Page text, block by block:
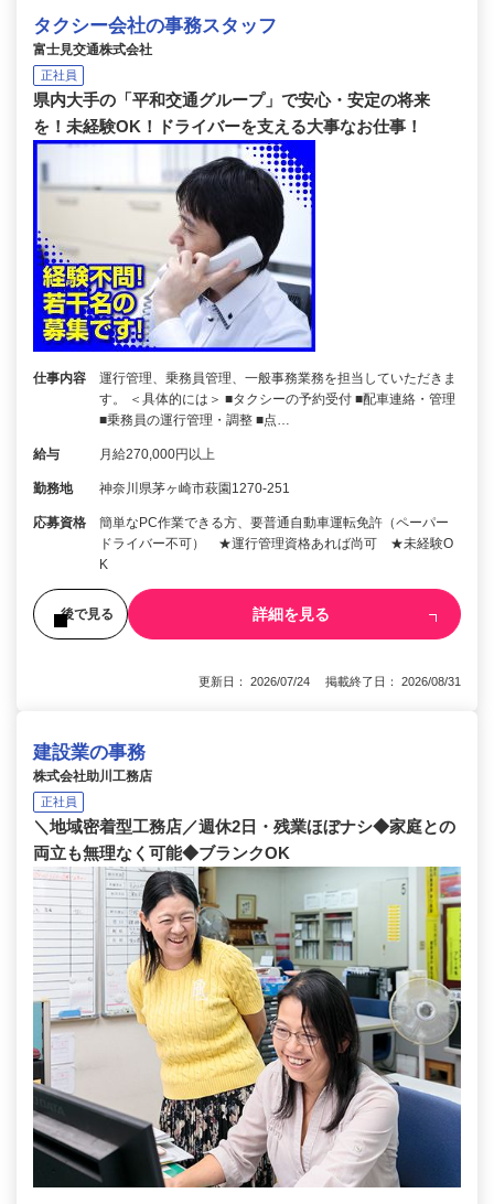
タクシー会社の事務スタッフ
富士見交通株式会社
正社員
県内大手の「平和交通グループ」で安心・安定の将来
を！未経験OK！ドライバーを支える大事なお仕事！
仕事内容
運行管理、乗務員管理、一般事務業務を担当していただきま
す。 ＜具体的には＞ ■タクシーの予約受付 ■配車連絡・管理
■乗務員の運行管理・調整 ■点…
給与 月給270,000円以上
勤務地 神奈川県茅ヶ崎市萩園1270-251
応募資格
簡単なPC作業できる方、要普通自動車運転免許（ペーパー
ドライバー不可） ★運行管理資格あれば尚可 ★未経験O
K
後で見る 詳細を見る
更新日： 2026/07/24 掲載終了日： 2026/08/31
建設業の事務
株式会社助川工務店
正社員
＼地域密着型工務店／週休2日・残業ほぼナシ◆家庭との
両立も無理なく可能◆ブランクOK